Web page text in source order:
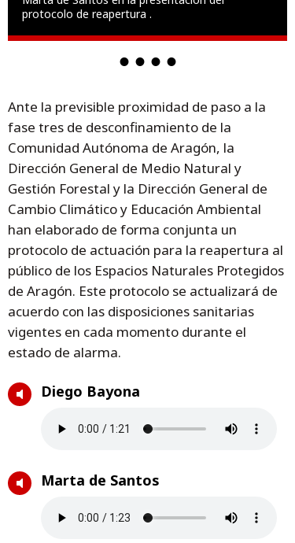
protocolo de reapertura .
Ante la previsible proximidad de paso a la
fase tres de desconfinamiento de la
Comunidad Autónoma de Aragón, la
Dirección General de Medio Natural y
Gestión Forestal y la Dirección General de
Cambio Climático y Educación Ambiental
han elaborado de forma conjunta un
protocolo de actuación para la reapertura al
público de los Espacios Naturales Protegidos
de Aragón. Este protocolo se actualizará de
acuerdo con las disposiciones sanitarias
vigentes en cada momento durante el
estado de alarma.
Diego Bayona
Marta de Santos